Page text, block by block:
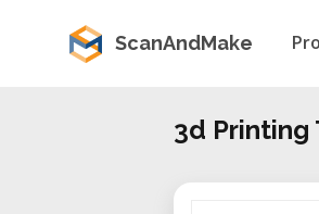
ScanAndMake
3d Printing